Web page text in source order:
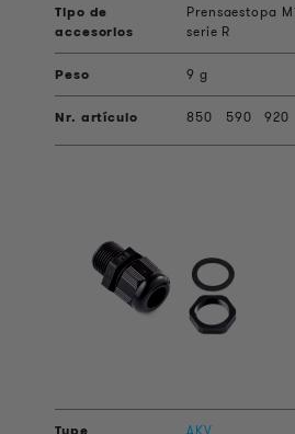
Prensaestopa
serie R
9 g
850 590 920
AKV